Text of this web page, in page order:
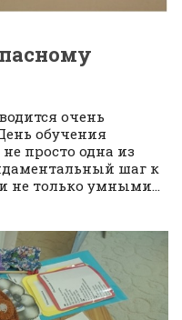
очень
обучения
просто одна из
шаг к
не только умными...